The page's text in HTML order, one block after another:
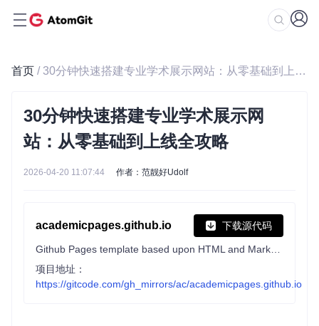
首页 / 30分钟快速搭建专业学术展示网站：从零基础到上线全攻略
30分钟快速搭建专业学术展示网
站：从零基础到上线全攻略
2026-04-20 11:07:44 作者：范靓好Udolf
academicpages.github.io 下载源代码
项目地址：
https://gitcode.com/gh_mirrors/ac/academicpages.github.io